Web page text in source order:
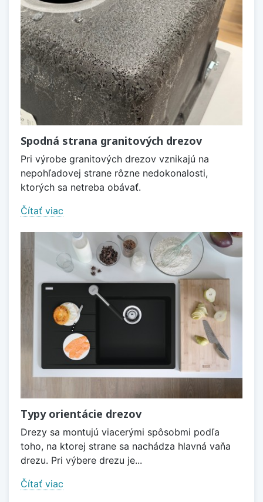
Spodná strana granitových drezov
Pri výrobe granitových drezov vznikajú na
nepohľadovej strane rôzne nedokonalosti,
ktorých sa netreba obávať.
Čítať viac
Typy orientácie drezov
Drezy sa montujú viacerými spôsobmi podľa
toho, na ktorej strane sa nachádza hlavná vaňa
drezu. Pri výbere drezu je...
Čítať viac